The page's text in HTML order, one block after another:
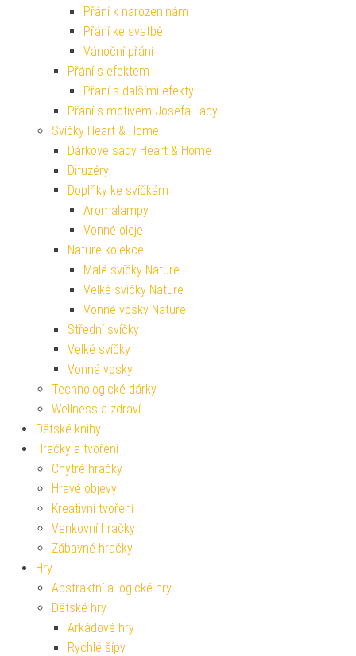
Přání k narozeninám
Přání ke svatbě
Vánoční přání
Přání s efektem
Přání s dalšími efekty
Přání s motivem Josefa Lady
Svíčky Heart & Home
Dárkové sady Heart & Home
Difuzéry
Doplňky ke svíčkám
Aromalampy
Vonné oleje
Nature kolekce
Malé svíčky Nature
Velké svíčky Nature
Vonné vosky Nature
Střední svíčky
Velké svíčky
Vonné vosky
Technologické dárky
Wellness a zdraví
Dětské knihy
Hračky a tvoření
Chytré hračky
Hravé objevy
Kreativní tvoření
Venkovní hračky
Zábavné hračky
Hry
Abstraktní a logické hry
Dětské hry
Arkádové hry
Rychlé šípy